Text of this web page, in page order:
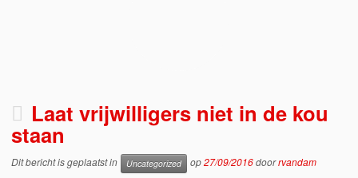
Laat vrijwilligers niet in de kou
staan
Dit bericht is geplaatst in Uncategorized op27/09/2016doorrvandam